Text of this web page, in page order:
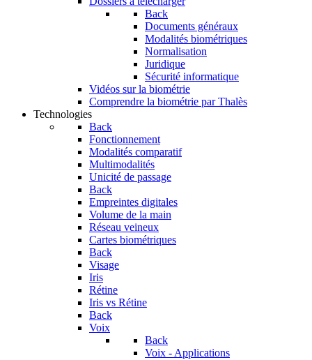
Back
Documents généraux
Modalités biométriques
Normalisation
Juridique
Sécurité informatique
Vidéos sur la biométrie
Comprendre la biométrie par Thalès
Technologies
Back
Fonctionnement
Modalités comparatif
Multimodalités
Unicité de passage
Back
Empreintes digitales
Volume de la main
Réseau veineux
Cartes biométriques
Back
Visage
Iris
Rétine
Iris vs Rétine
Back
Voix
Back
Voix - Applications